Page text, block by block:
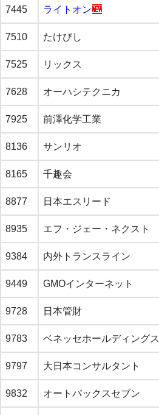
7445 ライトオン
7510 たけびし
7525 リックス
7628 オーハシテクニカ
7925 前澤化学工業
8136 サンリオ
8165 千趣会
8877 日本エスリード
8935 エフ・ジェー・ネクスト
9384 内外トランスライン
9449 GMOインターネット
9728 日本管財
9783 ベネッセホールディングス
9797 大日本コンサルタント
9832 オートバックスセブン